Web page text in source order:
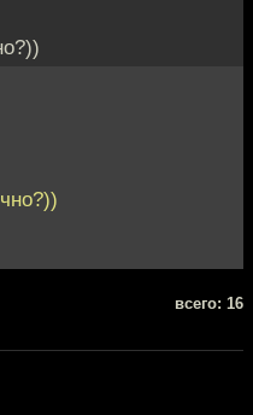
всего: 16